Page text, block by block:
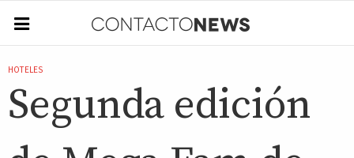
HOTELES
Segunda edición